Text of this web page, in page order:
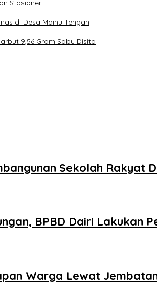
Stasioner
di Desa Mainu Tengah
9,56 Gram Sabu Disita
Sekolah Rakyat
BPBD Dairi Lakukan
Warga Lewat